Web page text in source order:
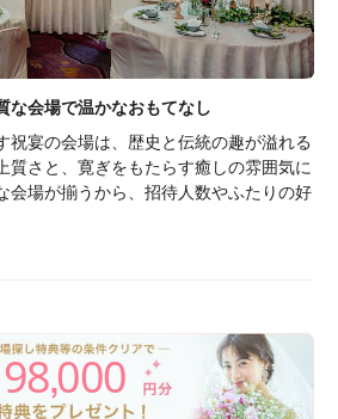
な会場で温かなおもてなし
祝宴の会場は、歴史と伝統の趣が溢れる
質さと、寛ぎをもたらす癒しの雰囲気に
会場が揃うから、招待人数やふたりの好
98,000